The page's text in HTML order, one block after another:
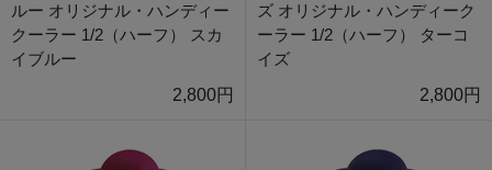
ルー オリジナル・ハンディー
クーラー 1/2（ハーフ） スカ
イブルー
2,800円
ズ オリジナル・ハンディーク
ーラー 1/2（ハーフ） ターコ
イズ
2,800円